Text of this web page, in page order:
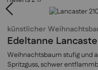
künstlicher
Edeltanne
Weihnachtsbaum stufig und
Spritzguss, schwer